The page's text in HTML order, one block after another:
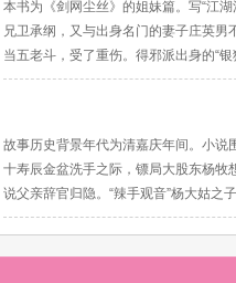
沈家有软甜作家，聪明可爱一心向竹
马。...
本书为《剑网尘丝》的姐妹篇。写“江
兄卫承纲，又与出身名门的妻子庄英
当五老斗，受了重伤。得邪派出身的“
故事历史背景年代为清嘉庆年间。小说
十寿辰金盆洗手之际，镖局大股东杨牧
说父亲辞官归隐。“辣手观音”杨大姑之